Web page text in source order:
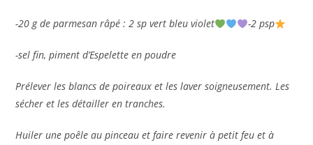
-20 g de parmesan râpé : 2 sp vert bleu violet -2 psp
-sel fin, piment d’Espelette en poudre
Prélever les blancs de poireaux et les laver soigneusement. Les
sécher et les détailler en tranches.
Huiler une poêle au pinceau et faire revenir à petit feu et à